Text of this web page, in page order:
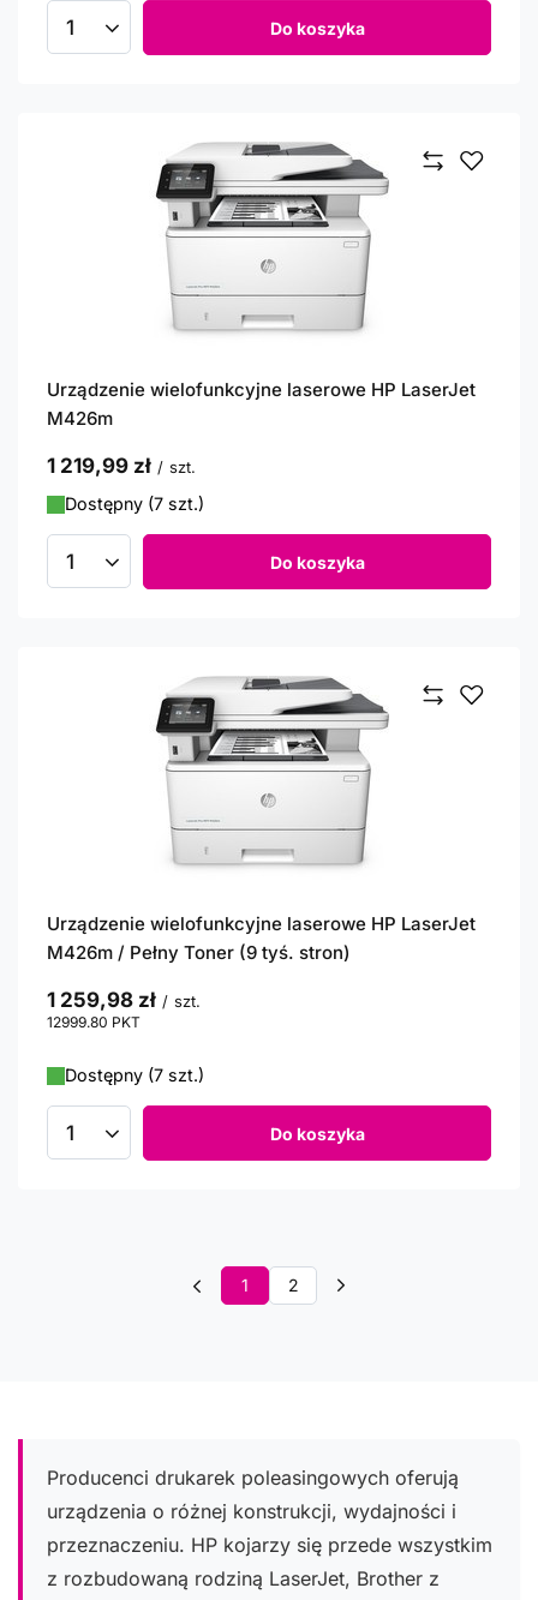
Ilość produktów Do koszyka
Urządzenie wielofunkcyjne laserowe HP LaserJet
M426m
1 219,99 zł / szt.
Dostępny (7 szt.)
Ilość produktów Do koszyka
Urządzenie wielofunkcyjne laserowe HP LaserJet
M426m / Pełny Toner (9 tyś. stron)
1 259,98 zł / szt.
12999.80 PKT
Dostępny (7 szt.)
Ilość produktów Do koszyka
1 2
Producenci drukarek poleasingowych oferują
urządzenia o różnej konstrukcji, wydajności i
przeznaczeniu. HP kojarzy się przede wszystkim
z rozbudowaną rodziną LaserJet, Brother z